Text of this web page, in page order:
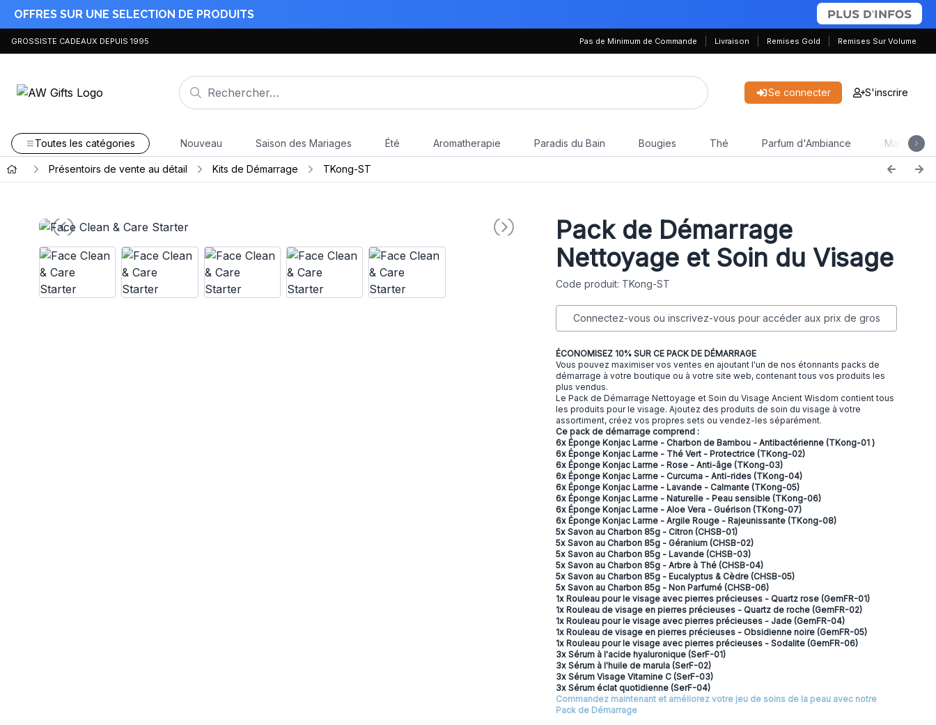
OFFRES SUR UNE SELECTION DE PRODUITS PLUS D'INFOS
GROSSISTE CADEAUX DEPUIS 1995 Pas de Minimum de Commande Livraison Remises Gold Remises Sur Volume
Se connecter S'inscrire
Toutes les catégories Nouveau Saison des Mariages Été Aromatherapie Paradis du Bain Bougies Thé Parfum d'Ambiance Maison &
Présentoirs de vente au détail Kits de Démarrage TKong-ST
Pack de Démarrage
Nettoyage et Soin du Visage
Code produit: TKong-ST
Connectez-vous ou inscrivez-vous pour accéder aux prix de gros
ÉCONOMISEZ 10% SUR CE PACK DE DÉMARRAGE
Vous pouvez maximiser vos ventes en ajoutant l'un de nos étonnants packs de
démarrage à votre boutique ou à votre site web, contenant tous vos produits les
plus vendus.
Le Pack de Démarrage Nettoyage et Soin du Visage Ancient Wisdom contient tous
les produits pour le visage. Ajoutez des produits de soin du visage à votre
assortiment, créez vos propres sets ou vendez-les séparément.
Ce pack de démarrage comprend :
6x Éponge Konjac Larme - Charbon de Bambou - Antibactérienne (TKong-01 )
6x Éponge Konjac Larme - Thé Vert - Protectrice (TKong-02)
6x Éponge Konjac Larme - Rose - Anti-âge (TKong-03)
6x Éponge Konjac Larme - Curcuma - Anti-rides (TKong-04)
6x Éponge Konjac Larme - Lavande - Calmante (TKong-05)
6x Éponge Konjac Larme - Naturelle - Peau sensible (TKong-06)
6x Éponge Konjac Larme - Aloe Vera - Guérison (TKong-07)
6x Éponge Konjac Larme - Argile Rouge - Rajeunissante (TKong-08)
5x Savon au Charbon 85g - Citron (CHSB-01)
5x Savon au Charbon 85g - Géranium (CHSB-02)
5x Savon au Charbon 85g - Lavande (CHSB-03)
5x Savon au Charbon 85g - Arbre à Thé (CHSB-04)
5x Savon au Charbon 85g - Eucalyptus & Cèdre (CHSB-05)
5x Savon au Charbon 85g - Non Parfumé (CHSB-06)
1x Rouleau pour le visage avec pierres précieuses - Quartz rose (GemFR-01)
1x Rouleau de visage en pierres précieuses - Quartz de roche (GemFR-02)
1x Rouleau pour le visage avec pierres précieuses - Jade (GemFR-04)
1x Rouleau de visage en pierres précieuses - Obsidienne noire (GemFR-05)
1x Rouleau pour le visage avec pierres précieuses - Sodalite (GemFR-06)
3x Sérum à l'acide hyaluronique (SerF-01)
3x Sérum à l'huile de marula (SerF-02)
3x Sérum Visage Vitamine C (SerF-03)
3x Sérum éclat quotidienne (SerF-04)
Commandez maintenant et améliorez votre jeu de soins de la peau avec notre
Pack de Démarrage